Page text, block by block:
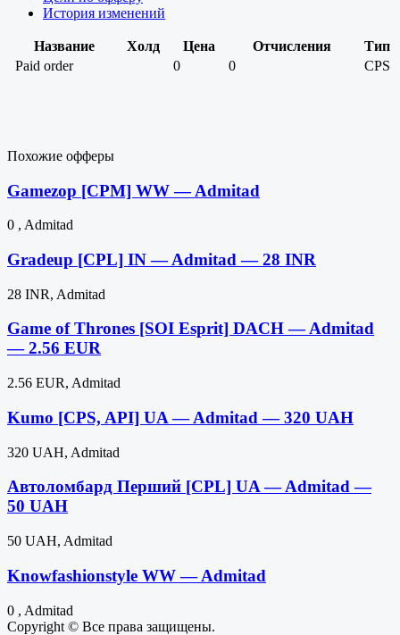
История изменений
Название Холд Цена Отчисления
Тип
Paid order
0 0 CPS
Похожие офферы
Gamezop [CPM] WW — Admitad
0 , Admitad
Gradeup [CPL] IN — Admitad — 28 INR
28 INR, Admitad
Game of Thrones [SOI Esprit] DACH — Admitad
— 2.56 EUR
2.56 EUR, Admitad
Kumo [CPS, API] UA — Admitad — 320 UAH
320 UAH, Admitad
Автоломбард Перший [CPL] UA — Admitad —
50 UAH
50 UAH, Admitad
Knowfashionstyle WW — Admitad
0 , Admitad
Copyright © Все права защищены.